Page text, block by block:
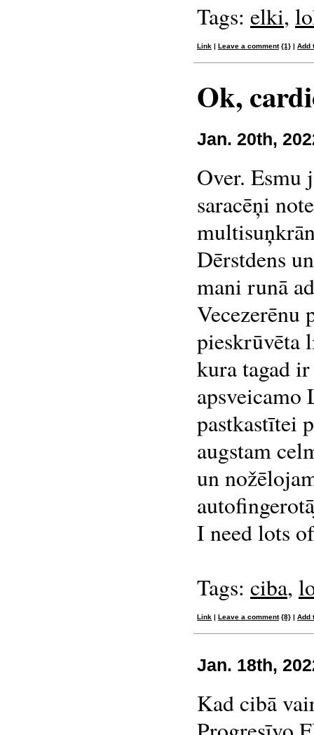
Tags: elki,
Link | Leave a comment {1} | Add
Ok,
Jan. 20th,
Over. Esmu
saracēņi
Dērstdens
mani runā
Vecezerēnu
pieskrūvēta
kura tagad
pastkastītei
augstam
un
I need lots
Tags: ciba,
Link | Leave a comment {8} | Add
Jan. 18th,
Kad cibā